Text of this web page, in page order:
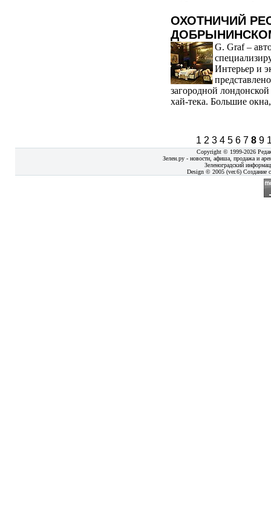
ОХОТНИЧИЙ
G. Graf –
Интерьер и
загородной
хай-тека. Большие
1 2 3 4 5 6 7 8 9
Copyright © 1999-2026
Зелен.ру - новости, афиша, продажа и
Зеленоградский
Design © 2005 (ver.6) Создание